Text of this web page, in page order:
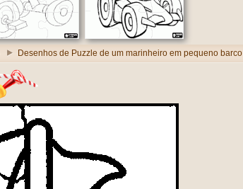
Desenhos de Puzzle de um marinheiro em pequeno barco